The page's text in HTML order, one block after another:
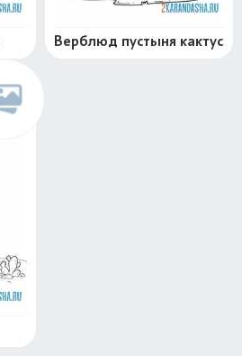
Верблюд пустыня кактус